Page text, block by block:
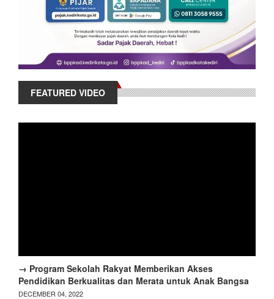
FEATURED VIDEO
→ Program Sekolah Rakyat Memberikan Akses
Pendidikan Berkualitas dan Merata untuk Anak Bangsa
DECEMBER 04, 2022